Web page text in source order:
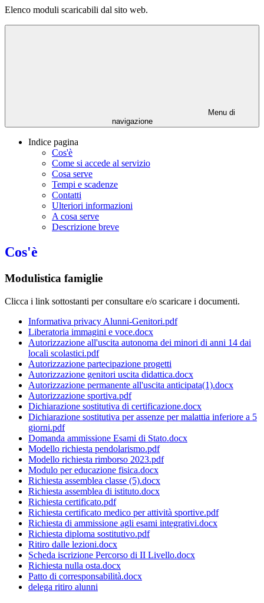
Elenco moduli scaricabili dal sito web.
Menu di
navigazione
Indice pagina
Cos'è
Come si accede al servizio
Cosa serve
Tempi e scadenze
Contatti
Ulteriori informazioni
A cosa serve
Descrizione breve
Cos'è
Modulistica famiglie
Clicca i link sottostanti per consultare e/o scaricare i documenti.
Informativa privacy Alunni-Genitori.pdf
Liberatoria immagini e voce.docx
Autorizzazione all'uscita autonoma dei minori di anni 14 dai
locali scolastici.pdf
Autorizzazione partecipazione progetti
Autorizzazione genitori uscita didattica.docx
Autorizzazione permanente all'uscita anticipata(1).docx
Autorizzazione sportiva.pdf
Dichiarazione sostitutiva di certificazione.docx
Dichiarazione sostitutiva per assenze per malattia inferiore a 5
giorni.pdf
Domanda ammissione Esami di Stato.docx
Modello richiesta pendolarismo.pdf
Modello richiesta rimborso 2023.pdf
Modulo per educazione fisica.docx
Richiesta assemblea classe (5).docx
Richiesta assemblea di istituto.docx
Richiesta certificato.pdf
Richiesta certificato medico per attività sportive.pdf
Richiesta di ammissione agli esami integrativi.docx
Richiesta diploma sostitutivo.pdf
Ritiro dalle lezioni.docx
Scheda iscrizione Percorso di II Livello.docx
Richiesta nulla osta.docx
Patto di corresponsabilità.docx
delega ritiro alunni